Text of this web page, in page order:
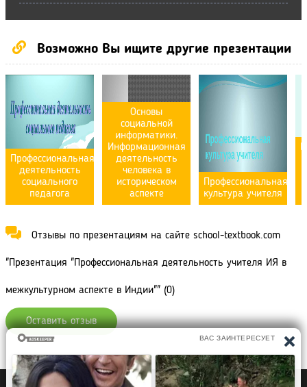
Возможно Вы ищите другие презентации
Профессиональная
деятельность
социального
педагога
Основы
социальной
информатики.
Информационная
деятельность
человека в
историческом
аспекте
Профессиональная
культура учителя
Отзывы по презентациям на сайте school-textbook.com
"Презентация "Профессиональная деятельность учителя ИЯ в
межкультурном аспекте в Индии"" (0)
Оставить отзыв